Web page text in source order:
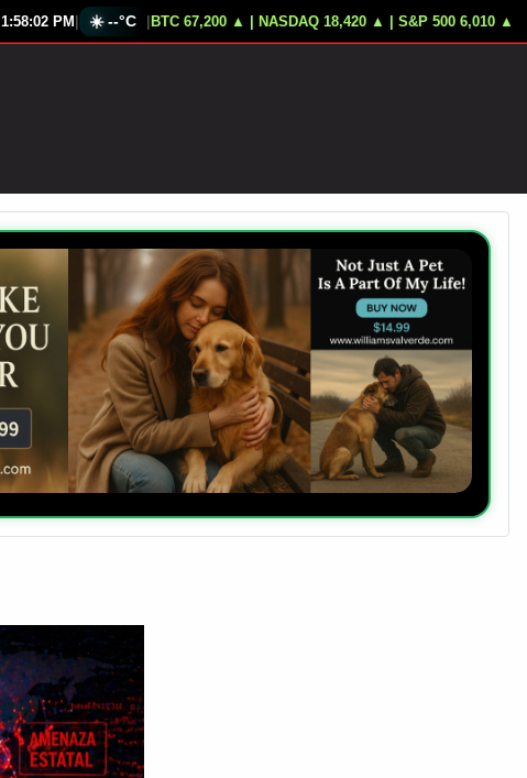
Corte Penal Destituye Fiscal Karim Khan Trump Amenaza
1:58:04 PM | ☀️ --°C | BTC 67,200 ▲ | NASDAQ 18,420 ▲ | S&P 500 6,010 ▲